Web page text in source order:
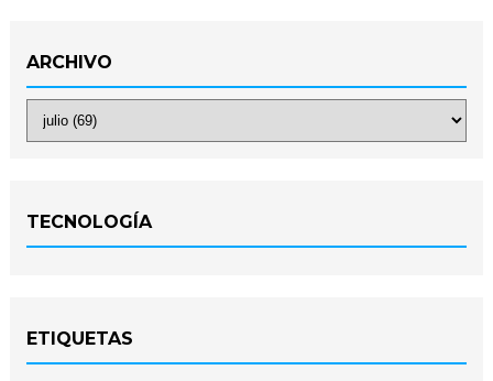
ARCHIVO
TECNOLOGÍA
ETIQUETAS